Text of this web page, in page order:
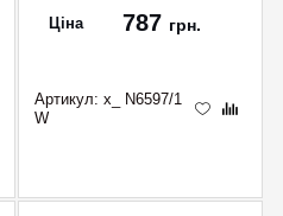
Ціна 787 грн.
Артикул: x_ N6597/1
W